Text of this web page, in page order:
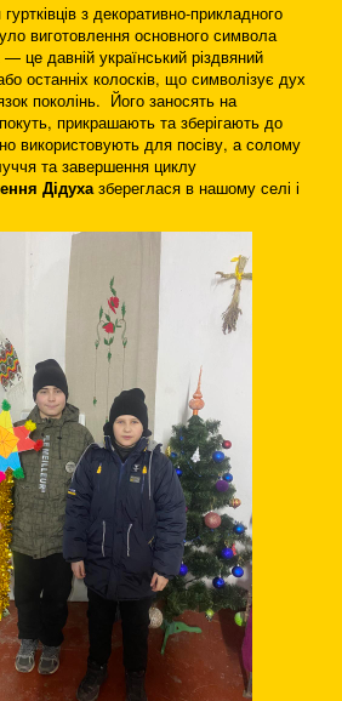
з декоративно-прикладного
виготовлення основного символа
це давній український різдвяний
останніх колосків, що символізує дух
поколінь. Його заносять на
прикрашають та зберігають до
використовують для посіву, а солому
та завершення циклу
Дідухазбереглася в нашому селі і